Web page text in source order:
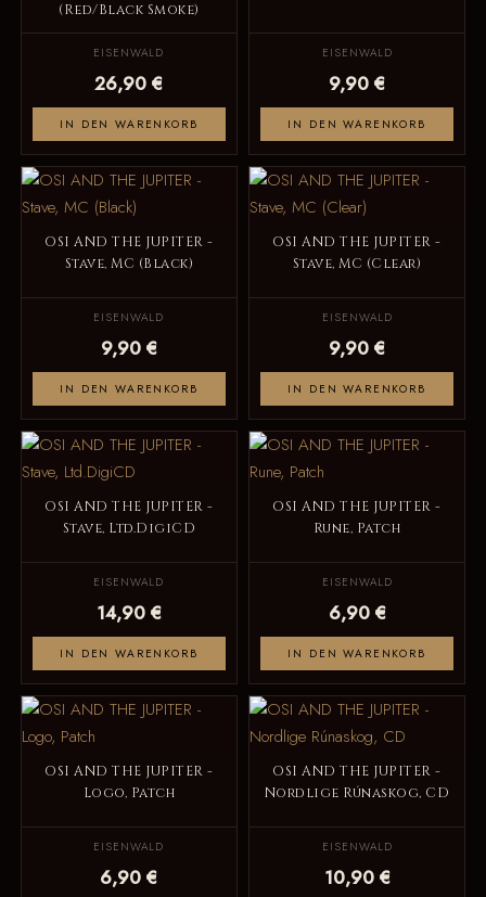
(Red/Black Smoke)
EISENWALD
26,90 €
IN DEN WARENKORB
EISENWALD
9,90 €
IN DEN WARENKORB
OSI AND THE JUPITER -
Stave, MC (Black)
EISENWALD
9,90 €
IN DEN WARENKORB
OSI AND THE JUPITER -
Stave, MC (Clear)
EISENWALD
9,90 €
IN DEN WARENKORB
OSI AND THE JUPITER -
Stave, Ltd.DigiCD
EISENWALD
14,90 €
IN DEN WARENKORB
OSI AND THE JUPITER -
Rune, Patch
EISENWALD
6,90 €
IN DEN WARENKORB
OSI AND THE JUPITER -
Logo, Patch
EISENWALD
6,90 €
OSI AND THE JUPITER -
Nordlige Rúnaskog, CD
EISENWALD
10,90 €